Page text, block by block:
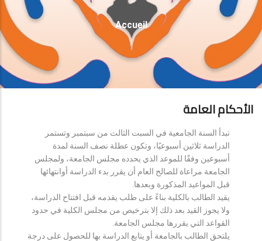
Fil
D'Ariane
Accueil
الأحكام العامة
تبدأ السنة الجامعية في السبت الثالث من سبتمبر وتستمر
الدراسة ثلاثين أسبوعيًا، وتكون عطلة نصف السنة لمدة
أسبوعين وفقًا للموعد الذي يحدده مجلس الجامعة، ولمجلس
الجامعة مراعاة للصالح العام أن يقرر بدء الدراسة أوانتهائها
قبل المواعيد المذكورة وبعدها.
يقيد الطالب بالكلية بناءً على طلب يقدمه قبل افتتاح الدراسة،
ولا يجوز القيد بعد ذلك إلا بترخيص من مجلس الكلية في حدود
القواعد التي يقررها مجلس الجامعة.
يلتحق الطالب بالجامعة أو يتابع الدراسة بها للحصول على درجة